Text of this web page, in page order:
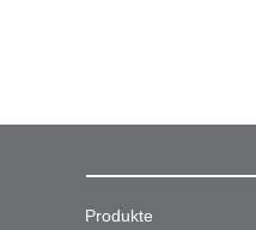
Produkte